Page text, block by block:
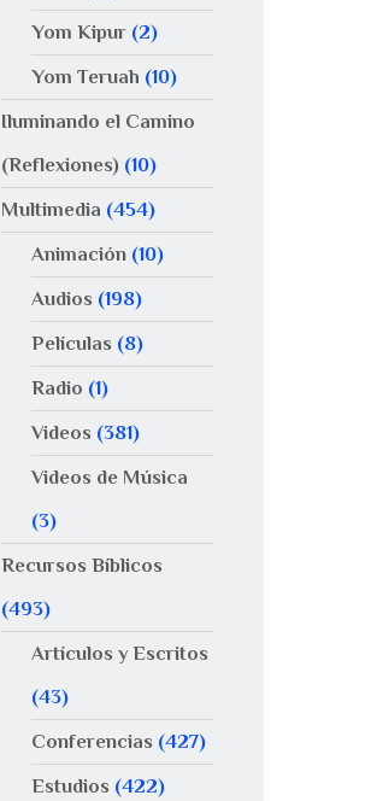
Yom Kipur(2)
Yom Teruah (10)
Iluminando el Camino
(Reflexiones) (10)
Multimedia (454)
Animación(10)
Audios (198)
Películas (8)
Radio (1)
Videos (381)
Videos de Música
(3)
Recursos Bíblicos
(493)
Artículos y Escritos
(43)
Conferencias (427)
Estudios (422)